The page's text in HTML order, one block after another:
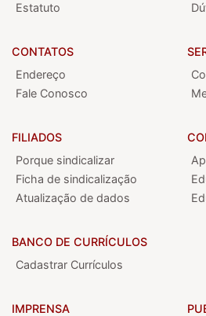
Estatuto
CONTATOS
Endereço
Fale Conosco
FILIADOS
Porque sindicalizar
Ficha de sindicalização
Atualização de dados
BANCO DE CURRÍCULOS
Cadastrar Currículos
IMPRENSA